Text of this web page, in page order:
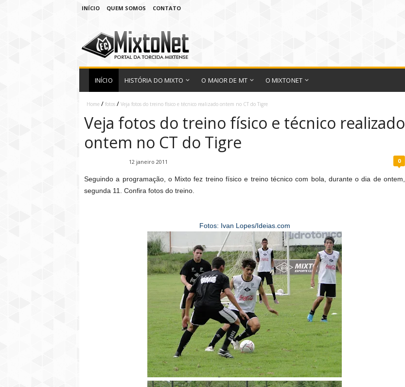
INÍCIO QUEM SOMOS CONTATO
INÍCIO HISTÓRIA DO MIXTO O MAIOR DE MT O MIXTONET
Home / fotos / Veja fotos do treino físico e técnico realizado ontem no CT do Tigre
Veja fotos do treino físico e técnico realizado
ontem no CT do Tigre
12 janeiro 2011 0
Seguindo a programação, o Mixto fez treino físico e treino técnico com bola, durante o dia de ontem,
segunda 11. Confira fotos do treino.
Fotos: Ivan Lopes/Ideias.com